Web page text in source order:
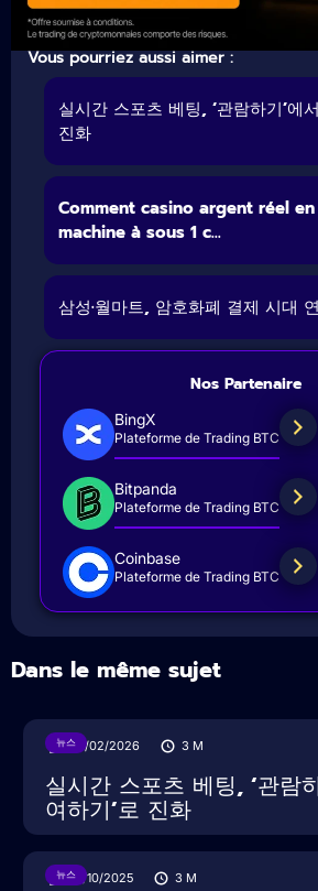
Vous pourriez aussi aimer :
실시간 스포츠 베팅, ‘관람하기’에
진화
Comment casino argent réel
machine à sous 1 c...
삼성·월마트, 암호화폐 결제 시대
Nos Partenaire
BingX
Plateforme de Trading BTC
Bitpanda
Plateforme de Trading BTC
Coinbase
Plateforme de Trading BTC
Dans le même sujet
뉴스05/02/2026 3 M
실시간 스포츠 베팅, ‘관람
여하기’로 진화
뉴스16/10/2025 3 M